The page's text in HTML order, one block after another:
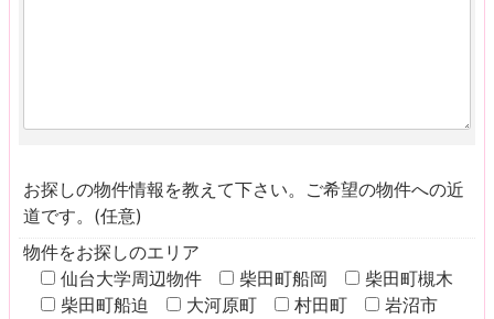
お探しの物件情報を教えて下さい。ご希望の物件への近
道です。(任意)
物件をお探しのエリア
仙台大学周辺物件
柴田町船岡
柴田町槻木
柴田町船迫
大河原町 村田町
岩沼市